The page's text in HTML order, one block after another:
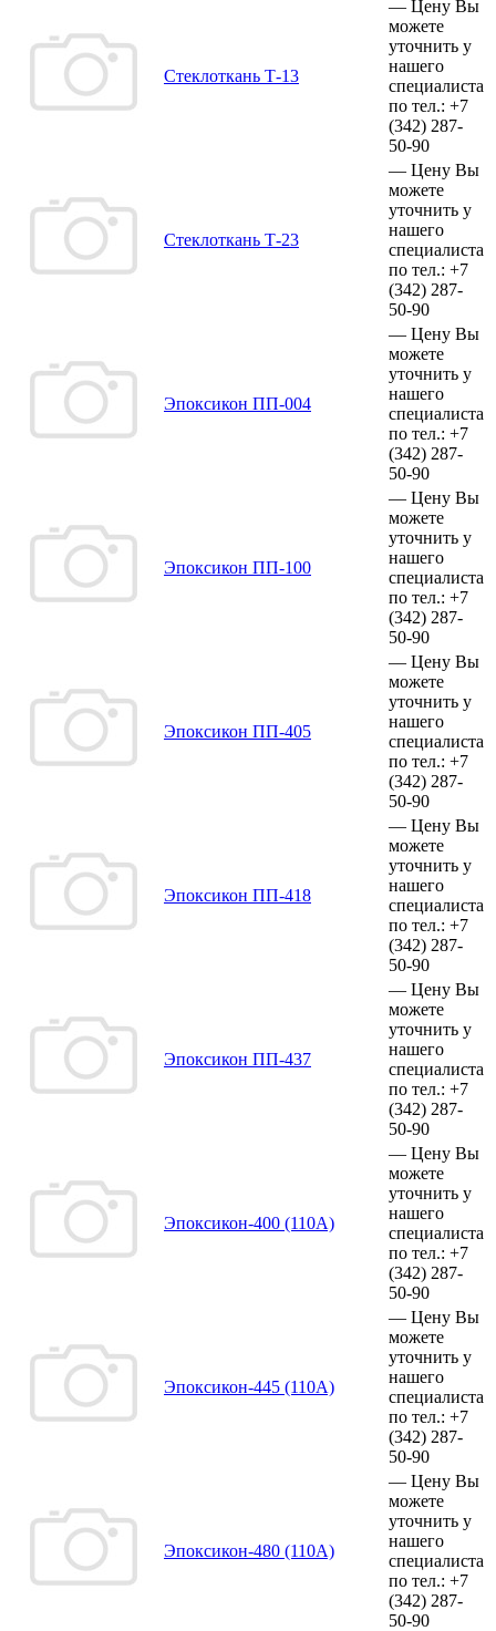
Стеклоткань Т-13
— Цену Вы
можете
уточнить у
нашего
специалиста
по тел.: +7
(342) 287-
50-90
Стеклоткань Т-23
— Цену Вы
можете
уточнить у
нашего
специалиста
по тел.: +7
(342) 287-
50-90
Эпоксикон ПП-004
— Цену Вы
можете
уточнить у
нашего
специалиста
по тел.: +7
(342) 287-
50-90
Эпоксикон ПП-100
— Цену Вы
можете
уточнить у
нашего
специалиста
по тел.: +7
(342) 287-
50-90
Эпоксикон ПП-405
— Цену Вы
можете
уточнить у
нашего
специалиста
по тел.: +7
(342) 287-
50-90
Эпоксикон ПП-418
— Цену Вы
можете
уточнить у
нашего
специалиста
по тел.: +7
(342) 287-
50-90
Эпоксикон ПП-437
— Цену Вы
можете
уточнить у
нашего
специалиста
по тел.: +7
(342) 287-
50-90
Эпоксикон-400 (110А)
— Цену Вы
можете
уточнить у
нашего
специалиста
по тел.: +7
(342) 287-
50-90
Эпоксикон-445 (110А)
— Цену Вы
можете
уточнить у
нашего
специалиста
по тел.: +7
(342) 287-
50-90
Эпоксикон-480 (110А)
— Цену Вы
можете
уточнить у
нашего
специалиста
по тел.: +7
(342) 287-
50-90